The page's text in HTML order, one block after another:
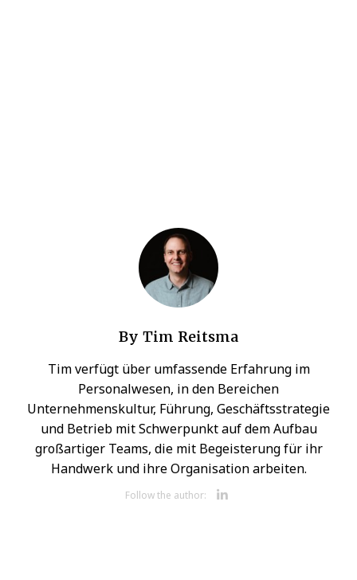
By Tim Reitsma
Tim verfügt über umfassende Erfahrung im
Personalwesen, in den Bereichen
Unternehmenskultur, Führung, Geschäftsstrategie
und Betrieb mit Schwerpunkt auf dem Aufbau
großartiger Teams, die mit Begeisterung für ihr
Handwerk und ihre Organisation arbeiten.
Follow the author: